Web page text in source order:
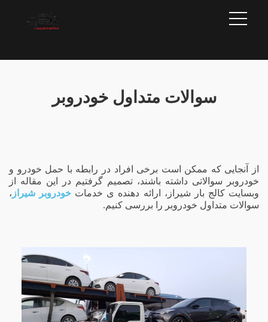
سوالات متداول خودروبر
از آنجایی که ممکن است برخی افراد در رابطه با حمل خودرو و
خودروبر سوالاتی داشته باشند، تصمیم گرفتیم در این مقاله از
وبسایت کالج بار شیراز، ارائه دهنده ی خدمات خودروبر شیراز ،
سوالات متداول خودروبر را بررسی کنیم.